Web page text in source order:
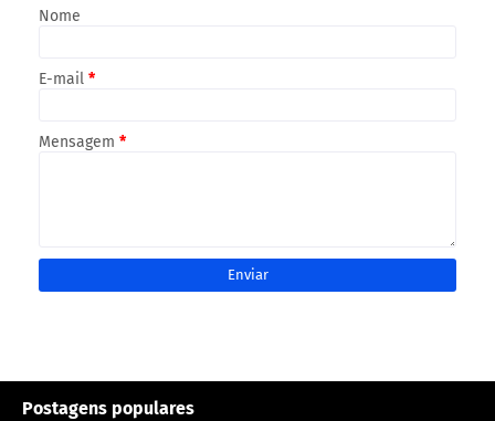
Nome
E-mail *
Mensagem *
Postagens populares